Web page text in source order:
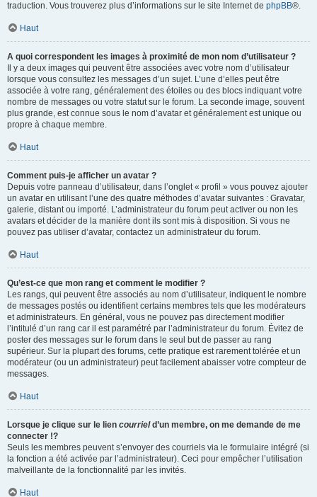
traduction. Vous trouverez plus d’informations sur le site Internet de phpBB®.
Haut
A quoi correspondent les images à proximité de mon nom d’utilisateur ?
Il y a deux images qui peuvent être associées avec votre nom d’utilisateur
lorsque vous consultez les messages d’un sujet. L’une d’elles peut être
associée à votre rang, généralement des étoiles ou des blocs indiquant votre
nombre de messages ou votre statut sur le forum. La seconde image, souvent
plus grande, est connue sous le nom d’avatar et généralement est unique ou
propre à chaque membre.
Haut
Comment puis-je afficher un avatar ?
Depuis votre panneau d’utilisateur, dans l’onglet « profil » vous pouvez ajouter
un avatar en utilisant l’une des quatre méthodes d’avatar suivantes : Gravatar,
galerie, distant ou importé. L’administrateur du forum peut activer ou non les
avatars et décider de la manière dont ils sont mis à disposition. Si vous ne
pouvez pas utiliser d’avatar, contactez un administrateur du forum.
Haut
Qu’est-ce que mon rang et comment le modifier ?
Les rangs, qui peuvent être associés au nom d’utilisateur, indiquent le nombre
de messages postés ou identifient certains membres tels que les modérateurs
et administrateurs. En général, vous ne pouvez pas directement modifier
l’intitulé d’un rang car il est paramétré par l’administrateur du forum. Évitez de
poster des messages sur le forum dans le seul but de passer au rang
supérieur. Sur la plupart des forums, cette pratique est rarement tolérée et un
modérateur (ou un administrateur) peut facilement abaisser votre compteur de
messages.
Haut
Lorsque je clique sur le lien courrield’un membre, on me demande de me
connecter !?
Seuls les membres peuvent s’envoyer des courriels via le formulaire intégré (si
la fonction a été activée par l’administrateur). Ceci pour empêcher l’utilisation
malveillante de la fonctionnalité par les invités.
Haut